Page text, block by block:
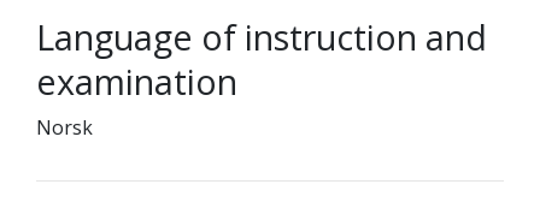
Language of instruction and
examination
Norsk